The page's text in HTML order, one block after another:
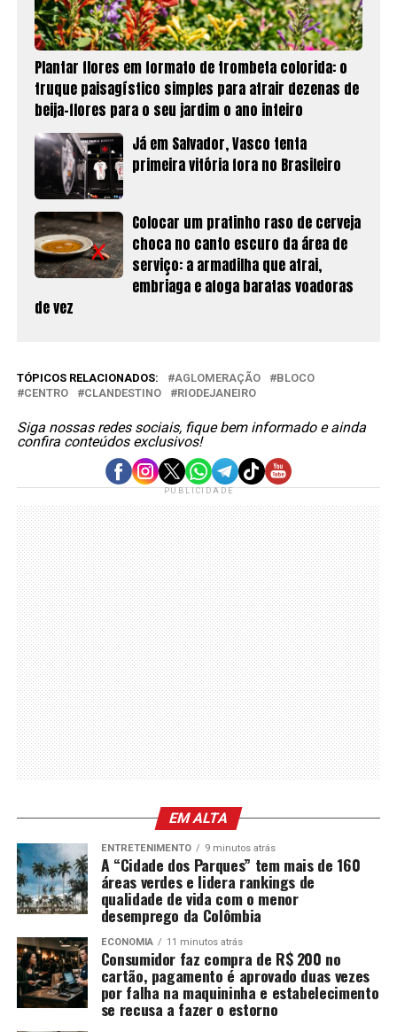
Plantar flores em formato de trombeta colorida: o
truque paisagístico simples para atrair dezenas de
beija-flores para o seu jardim o ano inteiro
Já em Salvador, Vasco tenta
primeira vitória fora no Brasileiro
Colocar um pratinho raso de cerveja
choca no canto escuro da área de
serviço: a armadilha que atrai,
embriaga e afoga baratas voadoras
de vez
TÓPICOS RELACIONADOS: AGLOMERAÇÃO
BLOCO
CENTRO
CLANDESTINO RIODEJANEIRO
Siga nossas redes sociais, fique bem informado e ainda
confira conteúdos exclusivos!
PUBLICIDADE
EM ALTA
ENTRETENIMENTO 9 minutos atrás
A “Cidade dos Parques” tem mais de 160
áreas verdes e lidera rankings de
qualidade de vida com o menor
desemprego da Colômbia
ECONOMIA 11 minutos atrás
Consumidor faz compra de R$ 200 no
cartão, pagamento é aprovado duas vezes
por falha na maquininha e estabelecimento
se recusa a fazer o estorno